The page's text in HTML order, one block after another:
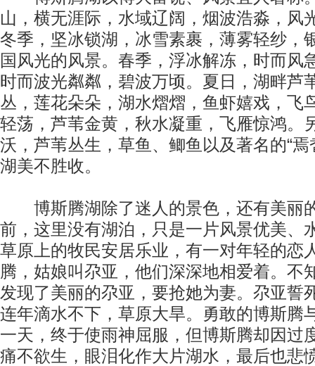
山，横无涯际，水域辽阔，烟波浩淼，风
冬季，坚冰锁湖，冰雪素裹，薄雾轻纱，
国风光的风景。春季，浮冰解冻，时而风
时而波光粼粼，碧波万顷。夏日，湖畔芦
丛，莲花朵朵，湖水熠熠，鱼虾嬉戏，飞
轻荡，芦苇金黄，秋水凝重，飞雁惊鸿。
沃，芦苇丛生，草鱼、鲫鱼以及著名的“焉
湖美不胜收。
博斯腾湖除了迷人的景色，还有美丽
前，这里没有湖泊，只是一片风景优美、
草原上的牧民安居乐业，有一对年轻的恋
腾，姑娘叫尕亚，他们深深地相爱着。不
发现了美丽的尕亚，要抢她为妻。尕亚誓
连年滴水不下，草原大旱。勇敢的博斯腾
一天，终于使雨神屈服，但博斯腾却因过
痛不欲生，眼泪化作大片湖水，最后也悲